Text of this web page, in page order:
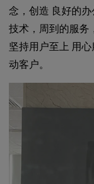
念，创造 良好的
技术，周到的服务
坚持用户至上 用
动客户。